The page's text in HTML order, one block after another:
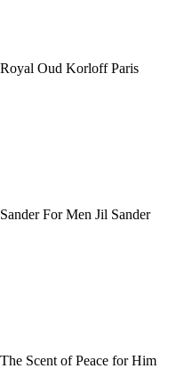
Royal Oud Korloff Paris
Sander For Men Jil Sander
The Scent of Peace for Him